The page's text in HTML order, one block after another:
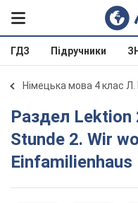
ГДЗ Підручники
Німецька мова 4 клас Л.
Раздел Lektion 2. Unser Haus.
Stunde 2. Wir
Einfamilienhaus